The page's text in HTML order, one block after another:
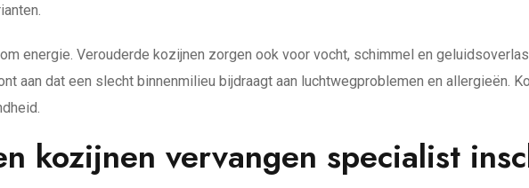
energie. Verouderde kozijnen zorgen ook voor vocht, schimmel en
aan dat een slecht binnenmilieu bijdraagt aan luchtwegproblemen en allergieën.
kozijnen vervangen specialist